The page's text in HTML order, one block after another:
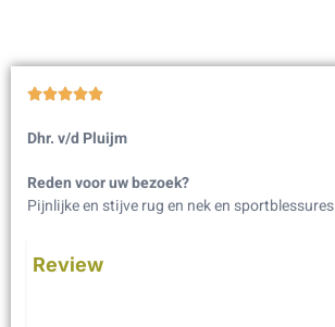

Dhr. v/d Pluijm
Reden voor uw bezoek?
Pijnlijke en stijve rug en nek en sportblessures
Review